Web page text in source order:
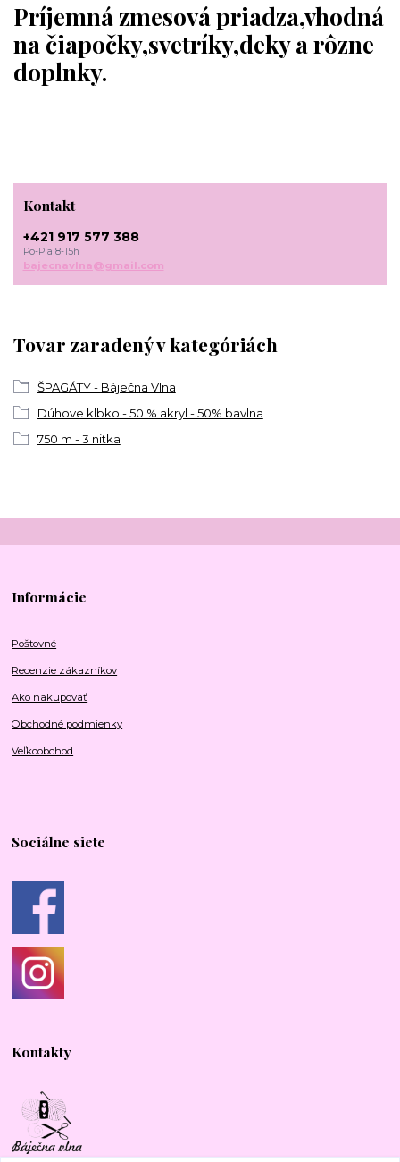
Príjemná zmesová priadza,vhodná
na čiapočky,svetríky,deky a rôzne
doplnky.
Tovar zaradený v kategóriách
ŠPAGÁTY - Báječna Vlna
Dúhove klbko - 50 % akryl - 50% bavlna
750 m - 3 nitka
Kontakt
+421 917 577 388
Po-Pia 8-15h
bajecnavlna@gmail.com
Informácie
Poštovné
Recenzie zákazníkov
Ako nakupovať
Obchodné podmienky
Veľkoobchod
Sociálne siete
Kontakty